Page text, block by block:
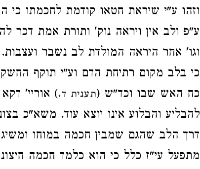
וזהו ע"י שיראת חטאו קודמת לחכמתו כי
ע"פ ולב אין ויראה נוק' ותורת אמת דכר
וגו' אחר היראה ‏המולדת לב נשבר
כי בלב מקום רתיחת הדם וע"י תוקף ‏החשק
כח האש שבו וכד"ש (תענית ד.) אוריי'
להבליע והבלוע אינו יוצא עוד. משא"כ
דרך הלב ‏שהגם שמבין חכמה במוחו ומשיג
מתפעל עי"ז כלל כי הוא כלמד חכמה